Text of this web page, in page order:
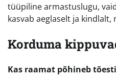
tüüpiline armastuslugu,
kasvab aeglaselt ja kindlalt,
Korduma
Kas raamat põhineb